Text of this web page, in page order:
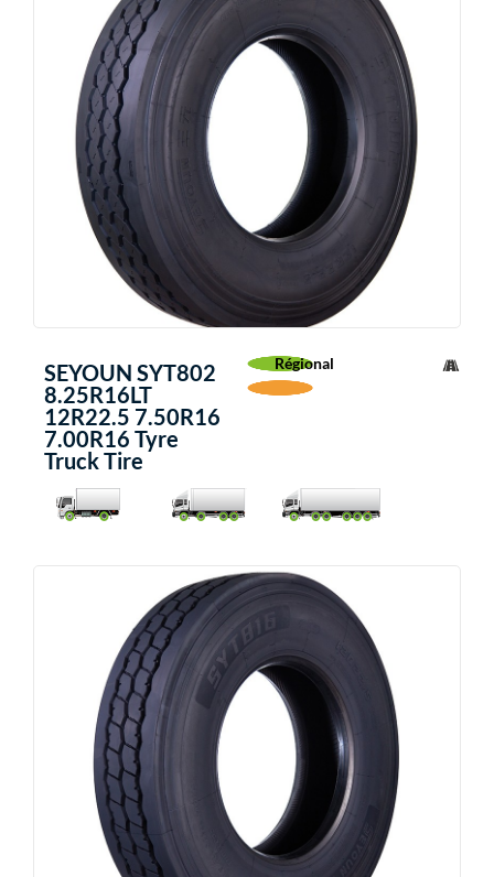
SEYOUN SYT802
8.25R16LT
12R22.5 7.50R16
7.00R16 Tyre
Truck Tire
Régional